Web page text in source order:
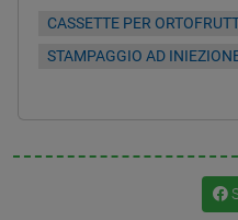
CASSETTE PER
STAMPAGGIO AD